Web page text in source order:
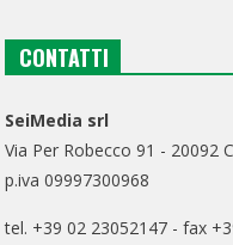
CONTATTI
SeiMedia srl
Via Per Robecco 91 - 20092
p.iva 09997300968
tel. +39 02 23052147 - fax